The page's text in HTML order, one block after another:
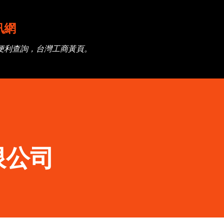
網
查詢，台灣工商黃頁。
司